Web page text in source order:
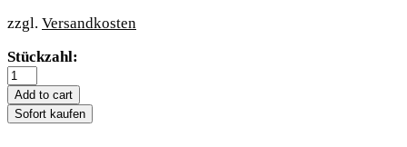
zzgl. Versandkosten
Trixie
Naturholz-
Leiter
-
26
Stückzahl:
Add to cart
Sofort kaufen